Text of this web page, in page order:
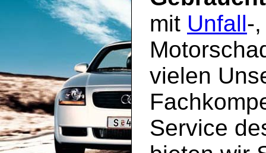
mit Unfall-
vielen
Service